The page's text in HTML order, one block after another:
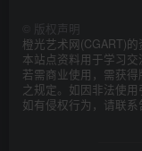
版权声明
橙光艺术网(CGART)
本站点资料用于学习交
若需商业使用，需获
之规定。如因非法使用
如有侵权行为，请联系